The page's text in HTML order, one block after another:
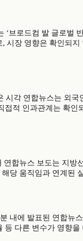
‘브로드컴 발 글로
, 시장 영향은 확인되지
시각 연합뉴스는 외
접적 인과관계는 확인
연합뉴스 보도는 지
당 움직임과 연계된
내에 발표된 연합
등 다른 변수가 영향